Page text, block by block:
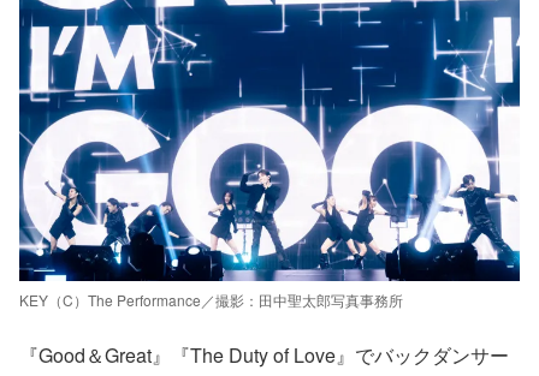
KEY（C）The Performance／撮影：田中聖太郎写真事務所
『Good＆Great』『The Duty of Love』でバックダンサー